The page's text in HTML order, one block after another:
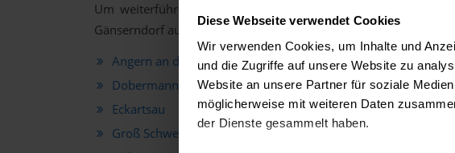
Diese Webseite verwendet Cookies
Wir verwenden Cookies, um Inhalte und
und die Zugriffe auf unsere Website zu
Website an unsere Partner für soziale
möglicherweise mit weiteren Daten
der Dienste gesammelt haben.
Um weiterführende Heizölpreis-Informationen und Charts
Gänserndorf aus.
Angern an der March
Auersthal
Dobermannsdorf
Drösing
Eckartsau
Engelhartstetten
Groß Schweinbarth